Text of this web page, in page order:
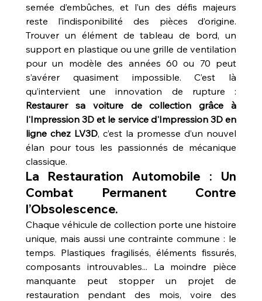
semée d’embûches, et l’un des défis majeurs
reste l’indisponibilité des pièces d’origine.
Trouver un élément de tableau de bord, un
support en plastique ou une grille de ventilation
pour un modèle des années 60 ou 70 peut
s’avérer quasiment impossible. C’est là
Restaurer sa voiture de collection grâce à
l'Impression 3D et le service d'Impression 3D en
ligne chez LV3D, c’est la promesse d’un nouvel
élan pour tous les passionnés de mécanique
classique.
La Restauration Automobile : Un
Combat Permanent Contre
l’Obsolescence.
Chaque véhicule de collection porte une histoire
unique, mais aussi une contrainte commune : le
temps. Plastiques fragilisés, éléments fissurés,
composants introuvables... La moindre pièce
manquante peut stopper un projet de
restauration pendant des mois, voire des